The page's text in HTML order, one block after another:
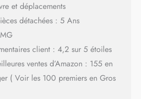
et déplacements
détachées : 5 Ans
client : 4,2 sur 5 étoiles
ventes d’Amazon : 155 en
( Voir les 100 premiers en Gros